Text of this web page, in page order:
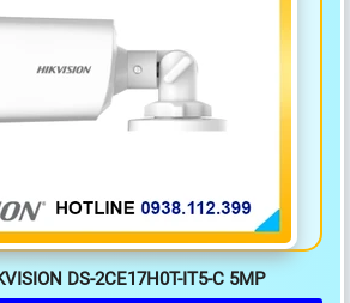
DS-2CE17H0T-IT5-C 5MP